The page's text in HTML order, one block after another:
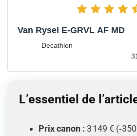
Van Rysel E‑GRVL AF MD
Decathlon
L’essentiel de
Prix canon : 3 149 €